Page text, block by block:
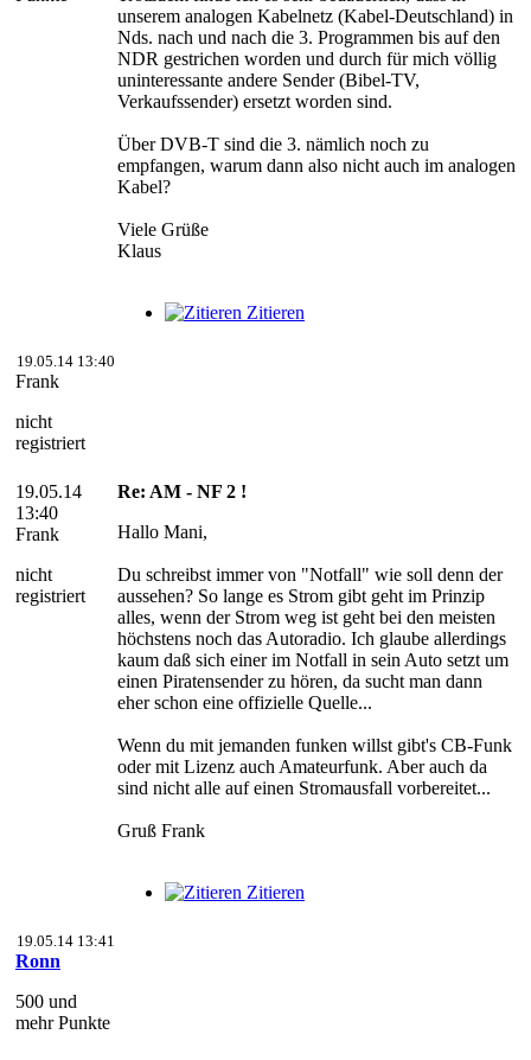
unserem analogen Kabelnetz (Kabel-Deutschland) in
Nds. nach und nach die 3. Programmen bis auf den
NDR gestrichen worden und durch für mich völlig
uninteressante andere Sender (Bibel-TV,
Verkaufssender) ersetzt worden sind.
Über DVB-T sind die 3. nämlich noch zu
empfangen, warum dann also nicht auch im analogen
Kabel?
Viele Grüße
Klaus
Zitieren
19.05.14 13:40
Frank
nicht
registriert
19.05.14
13:40
Frank
nicht
registriert
Re: AM - NF 2 !
Hallo Mani,
Du schreibst immer von "Notfall" wie soll denn der
aussehen? So lange es Strom gibt geht im Prinzip
alles, wenn der Strom weg ist geht bei den meisten
höchstens noch das Autoradio. Ich glaube allerdings
kaum daß sich einer im Notfall in sein Auto setzt um
einen Piratensender zu hören, da sucht man dann
eher schon eine offizielle Quelle...
Wenn du mit jemanden funken willst gibt's CB-Funk
oder mit Lizenz auch Amateurfunk. Aber auch da
sind nicht alle auf einen Stromausfall vorbereitet...
Gruß Frank
Zitieren
19.05.14 13:41
Ronn
500 und
mehr Punkte